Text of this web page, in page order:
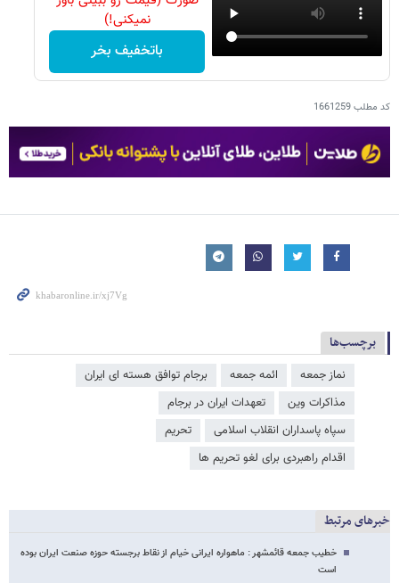
نمیکنی!)
باتخفیف بخر
کد مطلب1661259
برچسب‌ها
نماز جمعه ائمه جمعه
برجام توافق هسته ای ایران
مذاکرات وین
تعهدات ایران در برجام
سپاه پاسداران انقلاب اسلامی
تحریم
اقدام راهبردی برای لغو تحریم‌ ها
خبرهای مرتبط
خطیب جمعه قائمشهر : ماهواره ایرانی خیام از نقاط برجسته حوزه صنعت ایران بوده
است